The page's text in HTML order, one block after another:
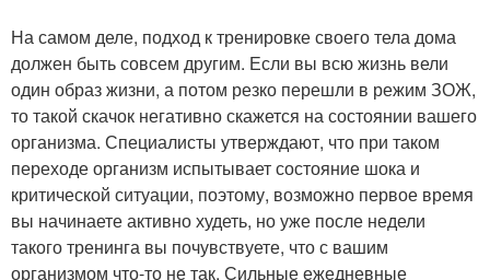
На самом деле, подход к тренировке своего тела дома
должен быть совсем другим. Если вы всю жизнь вели
один образ жизни, а потом резко перешли в режим ЗОЖ,
то такой скачок негативно скажется на состоянии вашего
организма. Специалисты утверждают, что при таком
переходе организм испытывает состояние шока и
критической ситуации, поэтому, возможно первое время
вы начинаете активно худеть, но уже после недели
такого тренинга вы почувствуете, что с вашим
организмом что-то не так. Сильные ежедневные